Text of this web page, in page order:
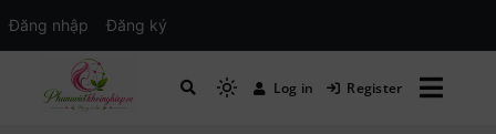
Mạng xã hội Kinh tế – Giáo dục – Hướng
Log in Register
Đăng nhập Đăng ký